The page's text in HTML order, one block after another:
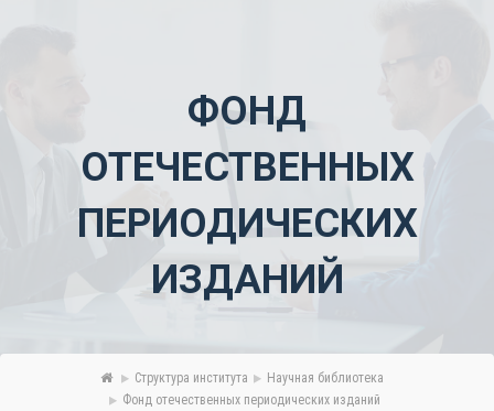
ФОНД
ОТЕЧЕСТВЕННЫХ
ПЕРИОДИЧЕСКИХ
ИЗДАНИЙ
Структура института
Научная библиотека
Фонд отечественных периодических изданий